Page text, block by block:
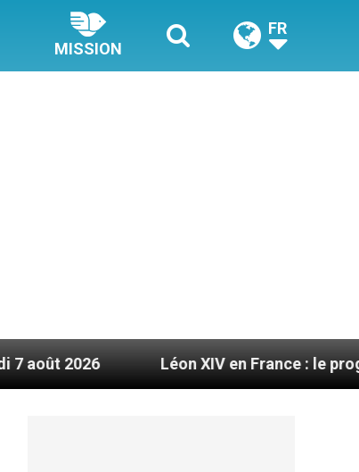
MISSION
FR
Léon XIV en France : le programme